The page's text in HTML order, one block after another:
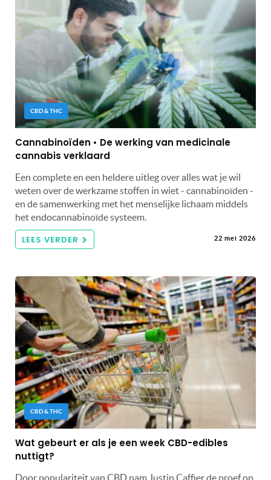
CBD & THC
Cannabinoïden • De werking van medicinale
cannabis verklaard
Een complete en een heldere uitleg over alles wat je wil
weten over de werkzame stoffen in wiet - cannabinoïden -
en de samenwerking met het menselijke lichaam middels
het endocannabinoïde systeem.
LEES VERDER 22 mei 2026
CBD & THC
Wat gebeurt er als je een week CBD-edibles
nuttigt?